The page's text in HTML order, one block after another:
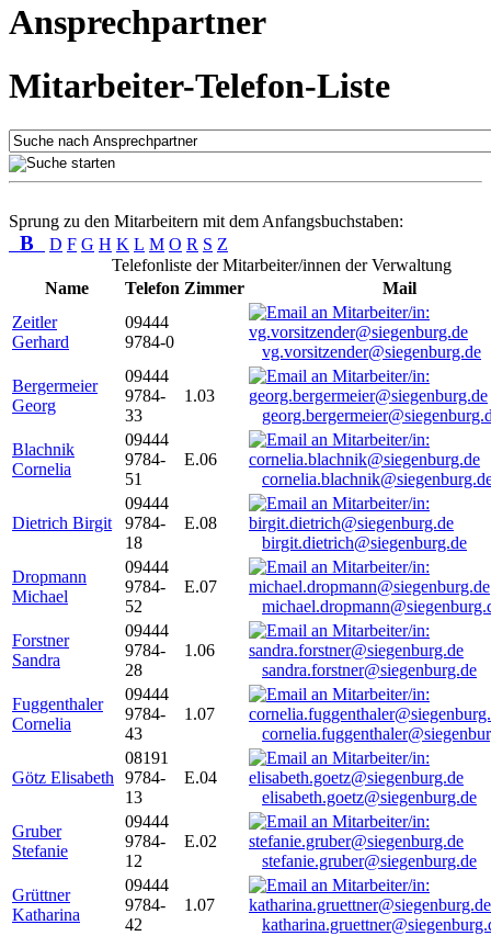
Ansprechpartner
Mitarbeiter-Telefon-Liste
Sprung zu den Mitarbeitern mit dem Anfangsbuchstaben:
B D F G H K L M O R S Z
Telefonliste der Mitarbeiter/innen der Verwaltung
Name
Telefon Zimmer
Mail
Zeitler
Gerhard
09444
9784-0
vg.vorsitzender@siegenburg.de
Bergermeier
Georg
09444
9784-
33
1.03
Blachnik
Cornelia
09444
9784-
51
E.06
Dietrich Birgit
09444
9784-
18
E.08
birgit.dietrich@siegenburg.de
Dropmann
Michael
09444
9784-
52
E.07
Forstner
Sandra
09444
9784-
28
1.06
sandra.forstner@siegenburg.de
Fuggenthaler
Cornelia
09444
9784-
43
1.07
Götz Elisabeth
08191
9784-
13
E.04
elisabeth.goetz@siegenburg.de
Gruber
Stefanie
09444
9784-
12
E.02
stefanie.gruber@siegenburg.de
Grüttner
Katharina
09444
9784-
42
1.07